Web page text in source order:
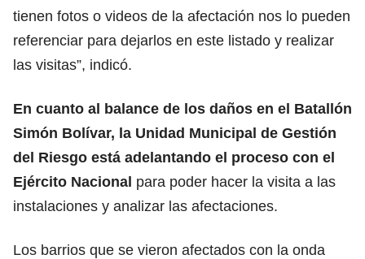
tienen fotos o videos de la afectación nos lo pueden
referenciar para dejarlos en este listado y realizar
las visitas”, indicó.
En cuanto al balance de los daños en el Batallón
Simón Bolívar, la Unidad Municipal de Gestión
del Riesgo está adelantando el proceso con el
Ejército Nacional para poder hacer la visita a las
instalaciones y analizar las afectaciones.
Los barrios que se vieron afectados con la onda